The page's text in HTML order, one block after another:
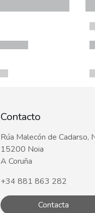
Contacto
Rúa Malecón de Cadarso,
15200 Noia
A Coruña
+34 881 863 282
Contacta